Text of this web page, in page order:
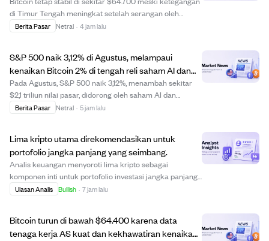
di Timur Tengah meningkat setelah serangan oleh
kelompok Houthi yang terkait Iran ke Arab Saudi,
Berita Pasar Netral · 4 jam lalu
S&P 500 naik 3,12% di Agustus, melampaui
kenaikan Bitcoin 2% di tengah reli saham AI dan
tantangan kripto.
Pada Agustus, S&P 500 naik 3,12%, menambah sekitar
$2,1 triliun nilai pasar, didorong oleh saham AI dan
semikonduktor. Bitcoin hanya naik 2%, diperdagangkan
Berita Pasar Netral · 5 jam lalu
Lima kripto utama direkomendasikan untuk
portofolio jangka panjang yang seimbang.
Analis keuangan menyoroti lima kripto sebagai
komponen inti untuk portofolio investasi jangka panjang
yang seimbang. Bitcoin menjadi fondasi stabil karena
Ulasan Analis Bullish · 7 jam lalu
Bitcoin turun di bawah $64.400 karena data
tenaga kerja AS kuat dan kekhawatiran kenaikan